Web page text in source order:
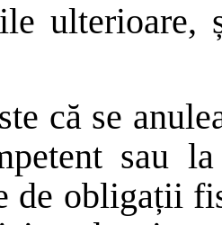
ulterioare,
că se
sau
de obligații